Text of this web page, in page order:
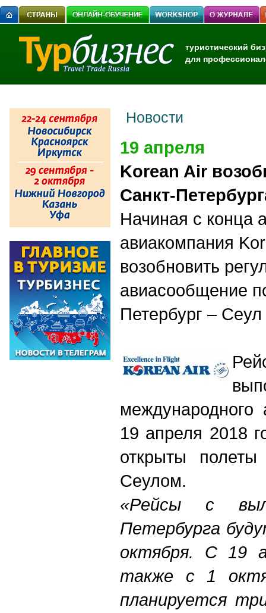
туристический
для
Новости
19 апреля
Korean Air
Санкт-
Начиная с конца
авиакомпания
возобновить
авиасообщение
Петербург –
международного
19 апреля 2018
открыты
Сеулом.
«Рейсы с
Петербурга
октября. С 19
также с 1
планируется